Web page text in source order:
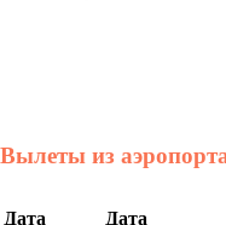
Вылеты из
Дата Дата